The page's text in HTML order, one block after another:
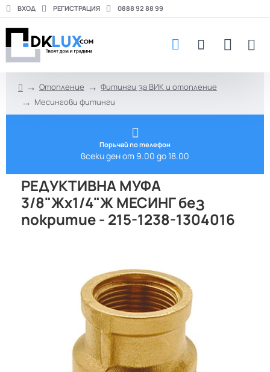
ВХОД РЕГИСТРАЦИЯ 0888 92 88 99
Отопление
Фитинги за ВИК и отопление
Месингови фитинги
Поръчай по телефон
всеки ден от 9.00 до 18.00
РЕДУКТИВНА МУФА
3/8"Жх1/4"Ж МЕСИНГ без
покритие - 215-1238-1304016